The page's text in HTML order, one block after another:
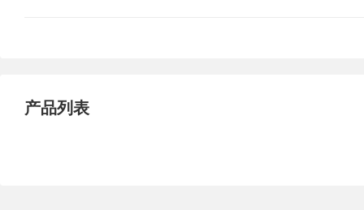
产品列表